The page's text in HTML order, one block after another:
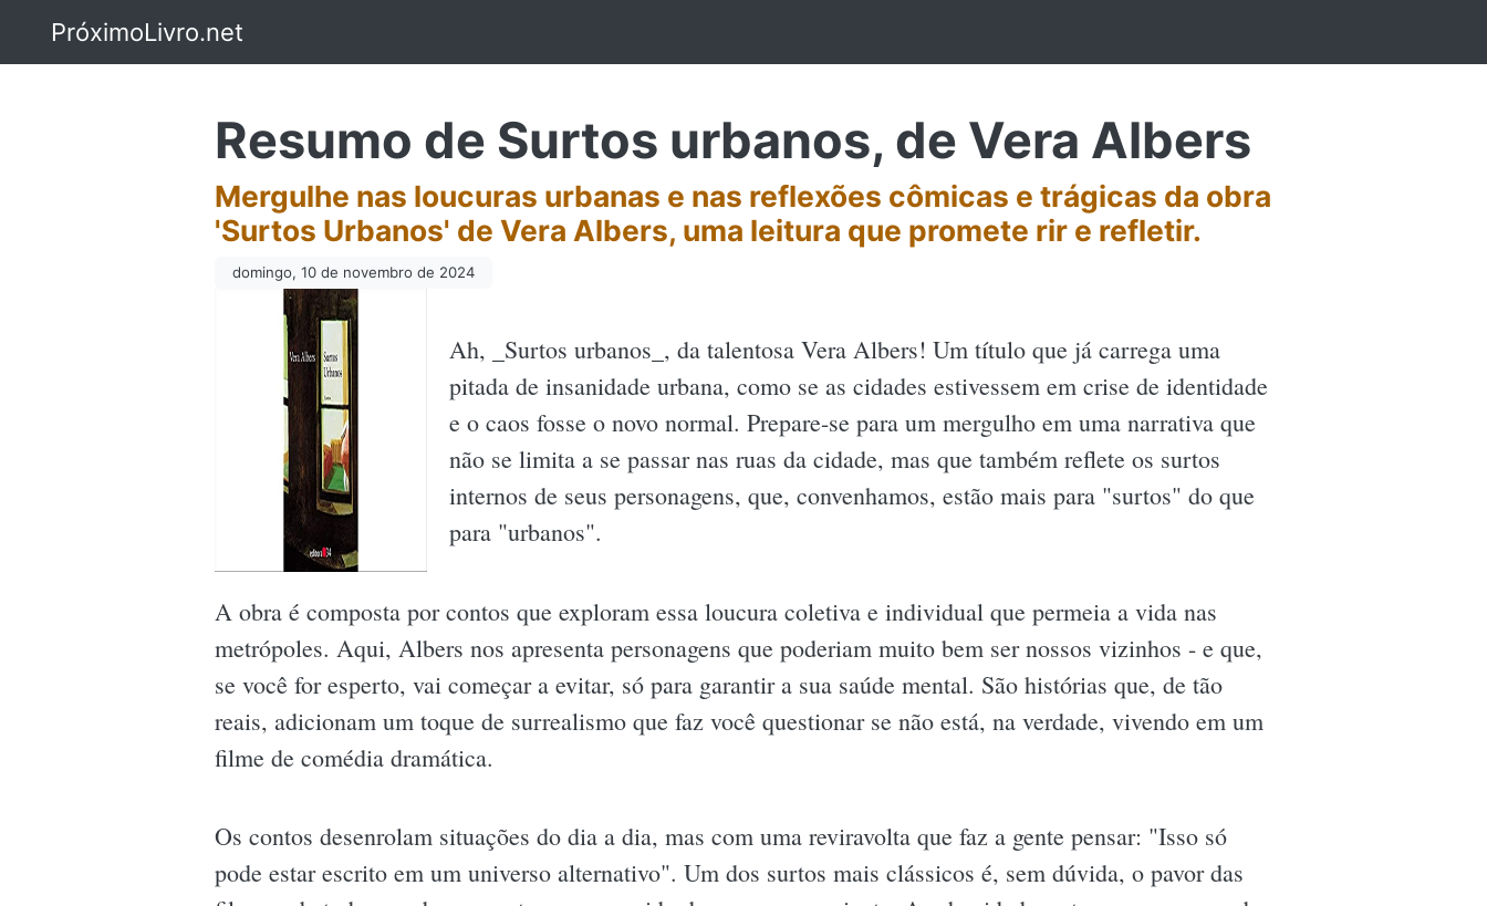
PróximoLivro.net
Resumo de Surtos urbanos, de Vera Albers
Mergulhe nas loucuras urbanas e nas reflexões cômicas e trágicas da obra
'Surtos Urbanos' de Vera Albers, uma leitura que promete rir e refletir.
domingo, 10 de novembro de 2024
Ah, _Surtos urbanos_, da talentosa Vera Albers! Um título que já carrega uma
pitada de insanidade urbana, como se as cidades estivessem em crise de identidade
e o caos fosse o novo normal. Prepare-se para um mergulho em uma narrativa que
não se limita a se passar nas ruas da cidade, mas que também reflete os surtos
internos de seus personagens, que, convenhamos, estão mais para "surtos" do que
para "urbanos".
A obra é composta por contos que exploram essa loucura coletiva e individual que permeia a vida nas
metrópoles. Aqui, Albers nos apresenta personagens que poderiam muito bem ser nossos vizinhos - e que,
se você for esperto, vai começar a evitar, só para garantir a sua saúde mental. São histórias que, de tão
reais, adicionam um toque de surrealismo que faz você questionar se não está, na verdade, vivendo em um
filme de comédia dramática.
Os contos desenrolam situações do dia a dia, mas com uma reviravolta que faz a gente pensar: "Isso só
pode estar escrito em um universo alternativo". Um dos surtos mais clássicos é, sem dúvida, o pavor das